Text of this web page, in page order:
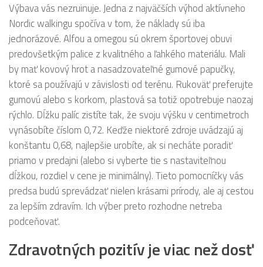
Výbava vás nezruinuje. Jedna z najväčších výhod aktívneho
Nordic walkingu spočíva v tom, že náklady sú iba
jednorázové. Alfou a omegou sú okrem športovej obuvi
predovšetkým palice z kvalitného a ľahkého materiálu. Mali
by mať kovový hrot a nasadzovateľné gumové papučky,
ktoré sa používajú v závislosti od terénu. Rukoväť preferujte
gumovú alebo s korkom, plastová sa totiž opotrebuje naozaj
rýchlo. Dĺžku palíc zistíte tak, že svoju výšku v centimetroch
vynásobíte číslom 0,72. Keďže niektoré zdroje uvádzajú aj
konštantu 0,68, najlepšie urobíte, ak si necháte poradiť
priamo v predajni (alebo si vyberte tie s nastaviteľnou
dĺžkou, rozdiel v cene je minimálny). Tieto pomocníčky vás
predsa budú sprevádzať nielen krásami prírody, ale aj cestou
za lepším zdravím. Ich výber preto rozhodne netreba
podceňovať.
Zdravotných pozitív je viac než dosť